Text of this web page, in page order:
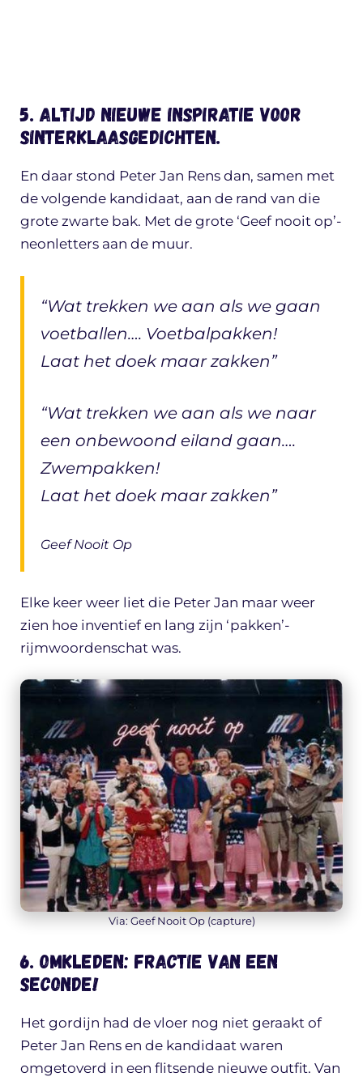
5. Altijd nieuwe inspiratie voor
sinterklaasgedichten.
En daar stond Peter Jan Rens dan, samen met
de volgende kandidaat, aan de rand van die
grote zwarte bak. Met de grote ‘Geef nooit op’-
neonletters aan de muur.
“Wat trekken we aan als we gaan
voetballen…. Voetbalpakken!
Laat het doek maar zakken”
“Wat trekken we aan als we naar
een onbewoond eiland gaan….
Zwempakken!
Laat het doek maar zakken”
Geef Nooit Op
Elke keer weer liet die Peter Jan maar weer
zien hoe inventief en lang zijn ‘pakken’-
rijmwoordenschat was.
Via: Geef Nooit Op (capture)
6. Omkleden: FRACTIE van een
seconde!
Het gordijn had de vloer nog niet geraakt of
Peter Jan Rens en de kandidaat waren
omgetoverd in een flitsende nieuwe outfit. Van